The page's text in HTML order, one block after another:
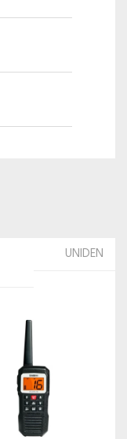
ICOM